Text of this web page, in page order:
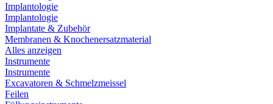
Implantologie
Implantologie
Implantate & Zubehör
Membranen & Knochenersatzmaterial
Alles anzeigen
Instrumente
Instrumente
Excavatoren & Schmelzmeissel
Feilen